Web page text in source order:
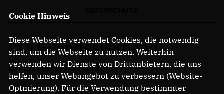
CDU-Landesverband
Brandenburg
Cookie Hinweis
Diese Webseite verwendet Cookies, die notwendig
sind, um die Webseite zu nutzen. Weiterhin
verwenden wir Dienste von Drittanbietern, die uns
helfen, unser Webangebot zu verbessern (Website-
Optmierung). Für die Verwendung bestimmter